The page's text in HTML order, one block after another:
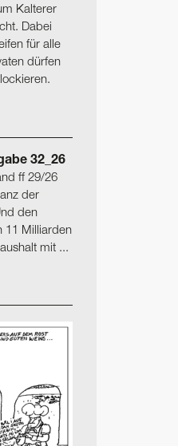
Kalterer
Dabei
für alle
dürfen
32_26
ff 29/26
der
den
11 Milliarden
mit ...